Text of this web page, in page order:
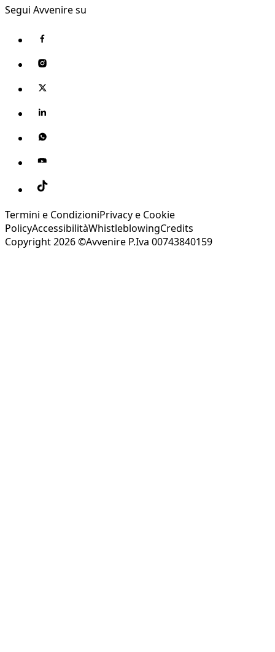
Segui Avvenire su
Termini e CondizioniPrivacy e Cookie
PolicyAccessibilitàWhistleblowingCredits
Copyright 2026 ©Avvenire P.Iva 00743840159